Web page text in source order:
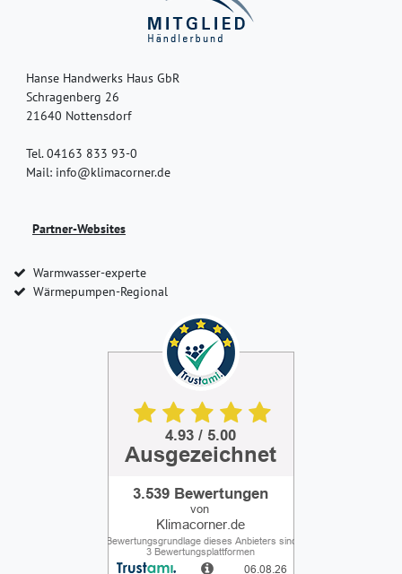
Hanse Handwerks Haus GbR
Schragenberg 26
21640 Nottensdorf
Tel. 04163 833 93-0
Mail: info@klimacorner.de
Partner-Websites
Warmwasser-experte
Wärmepumpen-Regional